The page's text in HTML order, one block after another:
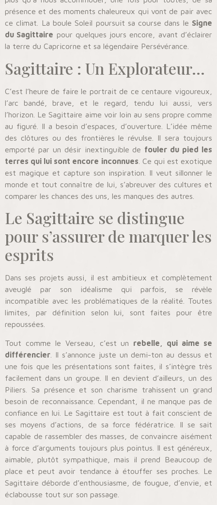
présence et des moments chaleureux qui vont de pair avec
ce climat. La boule Soleil poursuit sa course dans le Signe
du Sagittaire pour quelques jours encore, avant d’éclairer
la terre du Capricorne et sa légendaire Persévérance.
Sagittaire : Un Explorateur…
C’est l’heure de faire le portrait de ce centaure vigoureux,
l’arc bandé, brave, et le regard, tendu lui aussi, vers
l’horizon. Le Sagittaire aime voir loin au sens propre comme
au figuré. Il a besoin d’espaces, d’ouverture. L’idée même
des clôtures ou des frontières le révulse. Il sera toujours
emporté par un désir inextinguible de fouler du pied les
terres qui lui sont encore inconnues . Ce qui est exotique
est magique et capture son inspiration. Il veut sillonner le
monde et tout connaître de lui, s’abreuver des cultures et
comparer les chances des uns, les manques des autres.
Le Sagittaire se distingue
pour s’assurer de marquer les
esprits
Dans ses projets aussi, il est ambitieux et complètement
aveuglé par son idéalisme qui parfois, se révèle
incompatible avec les problématiques de la réalité. Toutes
limites, par définition selon lui, sont faites pour être
repoussées.
Tout comme le Verseau, c’est un rebelle, qui aime se
différencier . Il s’annonce juste un demi-ton au dessus et
une fois que les présentations sont faites, il s’intègre très
facilement dans un groupe. Il en devient d’ailleurs, un des
Piliers. Sa présence et son charisme trahissent un grand
besoin de reconnaissance. Cependant, il ne manque pas de
confiance en lui. Le Sagittaire est tout à fait conscient de
ses moyens d’actions, de sa force fédératrice. Il se sait
capable de rassembler des masses, de convaincre aisément
à force d’arguments toujours plus pointus. Il est généreux,
aimable, plutôt sympathique, mais il prend Beaucoup de
place et peut avoir tendance à étouffer ses proches. Le
Sagittaire déborde d’enthousiasme, de fougue, d’envie, et
éclabousse tout sur son passage.